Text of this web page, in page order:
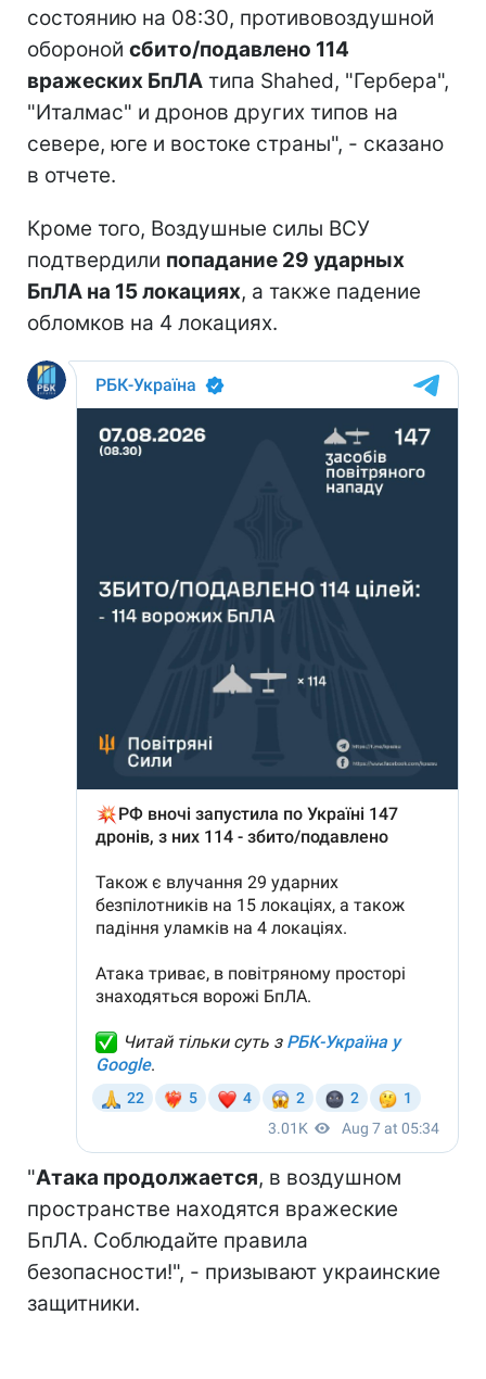
состоянию на 08:30, противовоздушной
обороной сбито/подавлено 114
вражеских БпЛА типа Shahed, "Гербера",
"Италмас" и дронов других типов на
севере, юге и востоке страны", - сказано
в отчете.
Кроме того, Воздушные силы ВСУ
подтвердили попадание 29 ударных
БпЛА на 15 локациях, а также падение
обломков на 4 локациях.
"Атака продолжается, в воздушном
пространстве находятся вражеские
БпЛА. Соблюдайте правила
безопасности!", - призывают украинские
защитники.